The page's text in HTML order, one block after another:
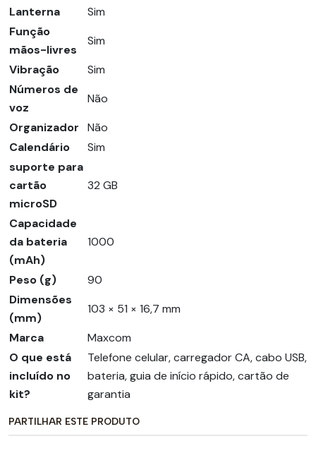
Lanterna
Sim
Função
mãos-livres
Sim
Vibração
Sim
Números de
voz
Não
Organizador
Não
Calendário
Sim
suporte para
cartão
microSD
32 GB
Capacidade
da bateria
(mAh)
1000
Peso (g)
90
Dimensões
(mm)
103 × 51 × 16,7 mm
Marca
Maxcom
O que está
incluído no
kit?
Telefone celular, carregador CA, cabo USB,
bateria, guia de início rápido, cartão de
garantia
PARTILHAR ESTE PRODUTO